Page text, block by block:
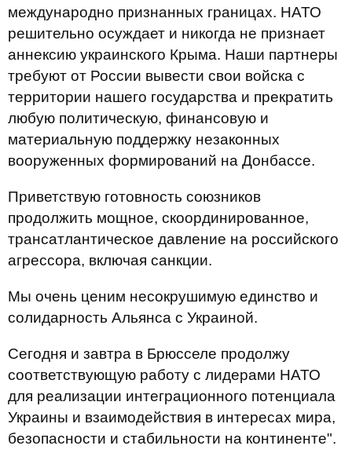
международно признанных границах. НАТО
решительно осуждает и никогда не признает
аннексию украинского Крыма. Наши партнеры
требуют от России вывести свои войска с
территории нашего государства и прекратить
любую политическую, финансовую и
материальную поддержку незаконных
вооруженных формирований на Донбассе.
Приветствую готовность союзников
продолжить мощное, скоординированное,
трансатлантическое давление на российского
агрессора, включая санкции.
Мы очень ценим несокрушимую единство и
солидарность Альянса с Украиной.
Сегодня и завтра в Брюсселе продолжу
соответствующую работу с лидерами НАТО
для реализации интеграционного потенциала
Украины и взаимодействия в интересах мира,
безопасности и стабильности на континенте".